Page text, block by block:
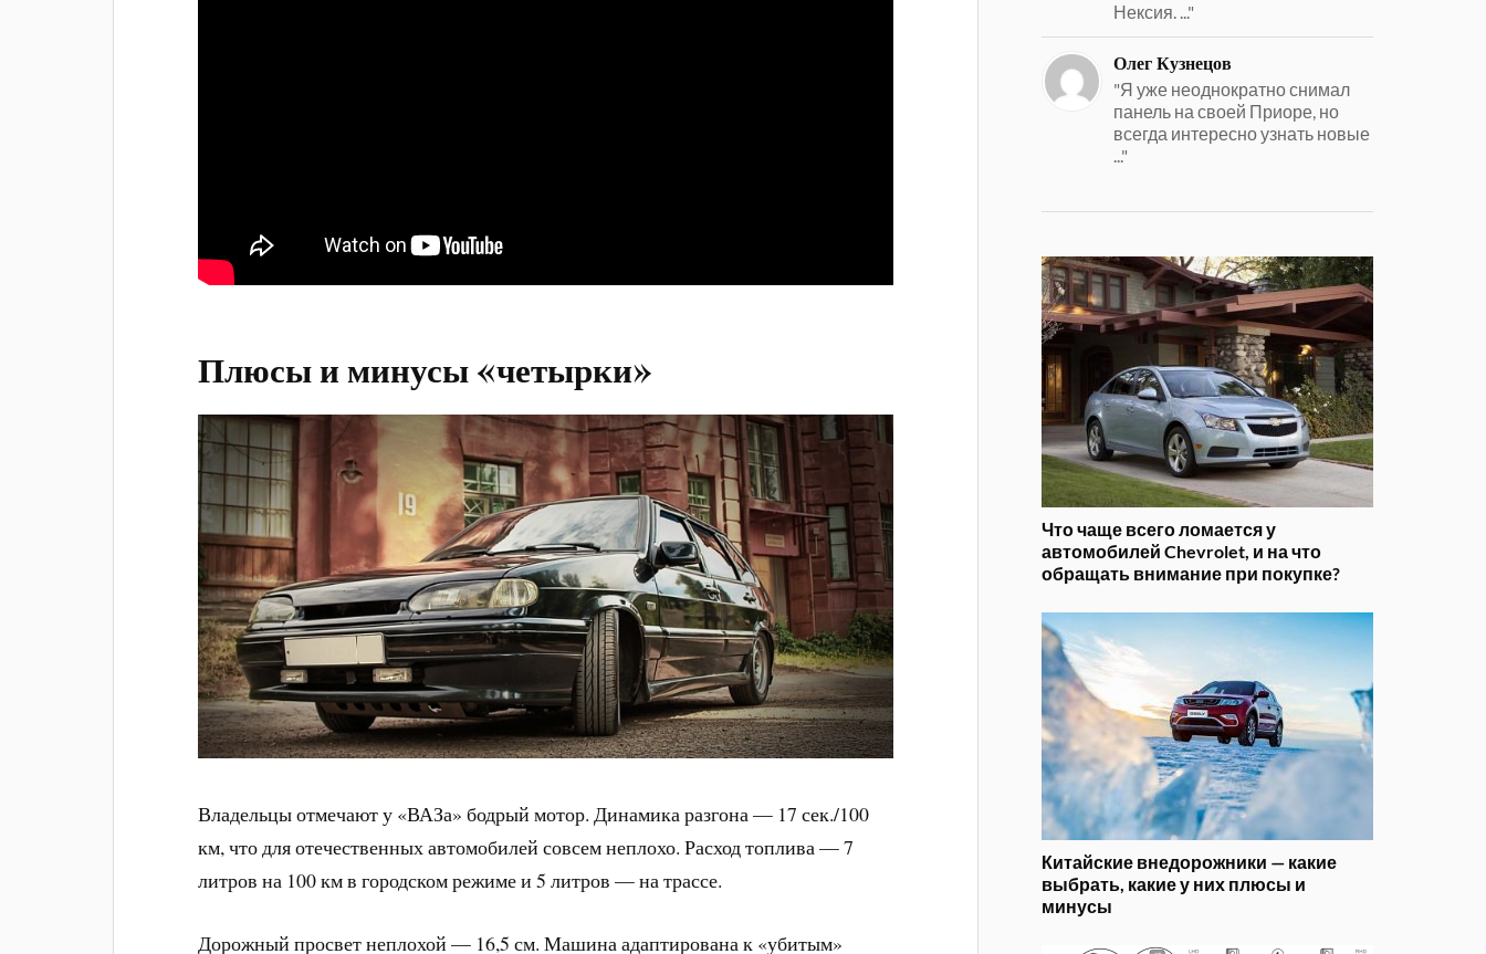
Плюсы и минусы «четырки»
Владельцы отмечают у «ВАЗа» бодрый мотор. Динамика разгона — 17 сек./100
км, что для отечественных автомобилей совсем неплохо. Расход топлива — 7
литров на 100 км в городском режиме и 5 литров — на трассе.
Дорожный просвет неплохой — 16,5 см. Машина адаптирована к «убитым»
Нексия. ..."
Олег Кузнецов
"Я уже неоднократно снимал
панель на своей Приоре, но
всегда интересно узнать новые
..."
Что чаще всего ломается у
автомобилей Chevrolet, и на что
обращать внимание при покупке?
Китайские внедорожники — какие
выбрать, какие у них плюсы и
минусы